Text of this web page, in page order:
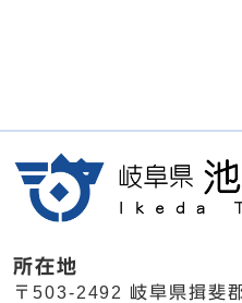
所在地
〒503-2492 岐阜県揖斐